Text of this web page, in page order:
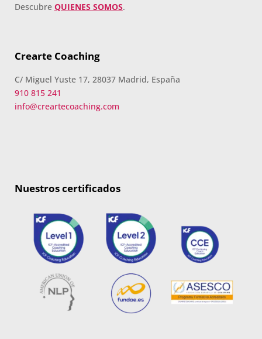
Descubre QUIENES SOMOS.
Crearte Coaching
C/ Miguel Yuste 17, 28037 Madrid, España
910 815 241
info@creartecoaching.com
Nuestros certificados